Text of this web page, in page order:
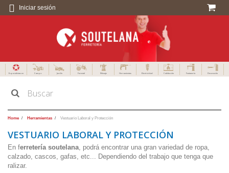
Iniciar sesión
Especialistas en Campo Jardín Forestal Menaje Herramientas Electricidad Calefacción Fontanería Decoración
Home Herramientas Vestuario Laboral y Protección
VESTUARIO LABORAL Y PROTECCIÓN
En ferretería soutelana, podrá encontrar una gran variedad de ropa,
calzado, cascos, gafas, etc... Dependiendo del trabajo que tenga que
ralizar.